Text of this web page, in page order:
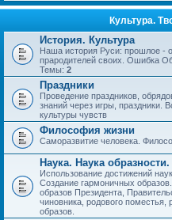
Культура.
История. Культура
Наша история Руси: прошлое -
прародителей своих. Ошибка
Темы: 2
Праздники
Проведение праздников,
знаний через игры, праздники.
культуры чувств
Философия жизни
Саморазвитие человека.
Наука. Наука
Использование достижений
Создание гармоничных
образов Президента,
чиновника, родового поместья,
образов.